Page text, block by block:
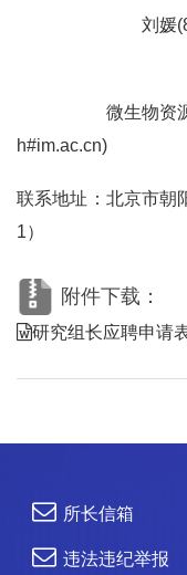
刘媛
微生物资
h#im.ac.cn)
联系地址：北京市朝
1）
附件下载：
研究组长应聘申请
所长信箱
违法违纪举报